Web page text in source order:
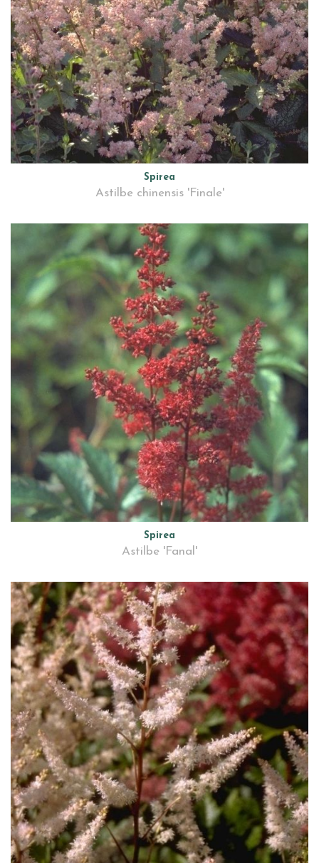
Spirea
Astilbe chinensis 'Finale'
Spirea
Astilbe 'Fanal'